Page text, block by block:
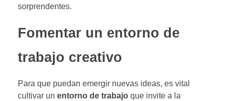
sorprendentes.
Fomentar un entorno de
trabajo creativo
Para que puedan emergir nuevas ideas, es vital
cultivar un entorno de trabajo que invite a la